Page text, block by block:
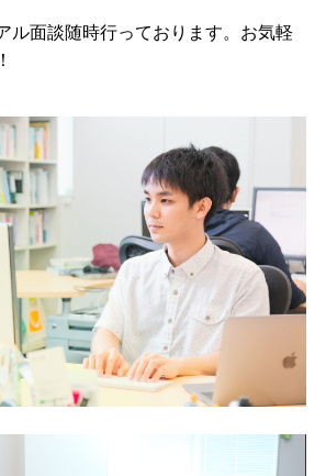
ル面談随時行っております。お気軽